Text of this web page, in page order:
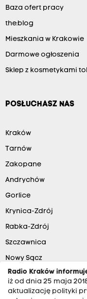
Baza ofert pracy
the:blog
Mieszkania w Krakowie
Darmowe ogłoszenia
Sklep z kosmetykami
POSŁUCHASZ NAS
Kraków
Tarnów
Zakopane
Andrychów
Gorlice
Krynica-Zdrój
Rabka-Zdrój
Szczawnica
Nowy Sącz
Radio Kraków
iż od dnia 25 maja
aktualizację polityki